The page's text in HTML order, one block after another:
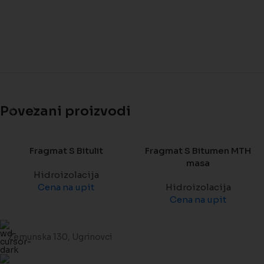
Povezani proizvodi
Fragmat S Bitulit
Hidroizolacija
Cena na upit
Fragmat S Bitumen MTH
masa
Hidroizolacija
Cena na upit
Zemunska 130, Ugrinovci